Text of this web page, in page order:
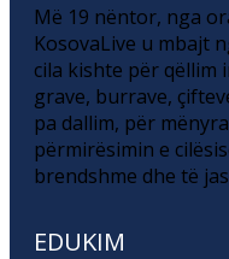
Më 19 nëntor, nga
KosovaLive u mbajt
cila kishte për qëllim
grave, burrave,
pa dallim, për
përmirësimin e
brendshme dhe të
EDUKIM